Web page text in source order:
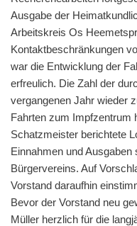
Ausgabe der
Arbeitskreis Os
Kontaktbeschränkungen
war die Entwicklung der
erfreulich. Die Zahl der
vergangenen Jahr wieder
Fahrten zum Impfzentrum
Schatzmeister berichtete
Einnahmen und
Bürgervereins. Auf
Vorstand daraufhin
Bevor der Vorstand neu
Müller herzlich für die